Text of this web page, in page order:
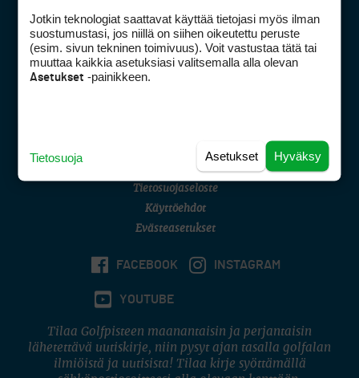
Golfpisteen yhteystiedot
DSA avoimuusraportti
Asiakaspalvelu
(digi) digi@otavamedia.fi
Tietosuojaseloste
Käyttöehdot
Evästeasetukset
FACEBOOK INSTAGRAM
YOUTUBE
Tilaa Golfpisteen maanantaisin ja perjantaisin
lähetettävä uutiskirje, niin pysyt ajan tasalla golfalan
ilmiöistä ja uutisista! Tilaa kirje syöttämällä
Jotkin teknologiat saattavat käyttää tietojasi myös ilman
suostumustasi, jos niillä on siihen oikeutettu peruste
(esim. sivun tekninen toimivuus). Voit vastustaa tätä tai
muuttaa kaikkia asetuksiasi valitsemalla alla olevan
Asetukset -painikkeen.
Hyväksy
Asetukset
Tietosuoja